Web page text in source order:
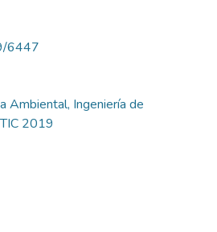
6447
Ambiental, Ingeniería de
2019